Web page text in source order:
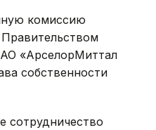
комиссию
«АрселорМиттал
собственности
сотрудничество